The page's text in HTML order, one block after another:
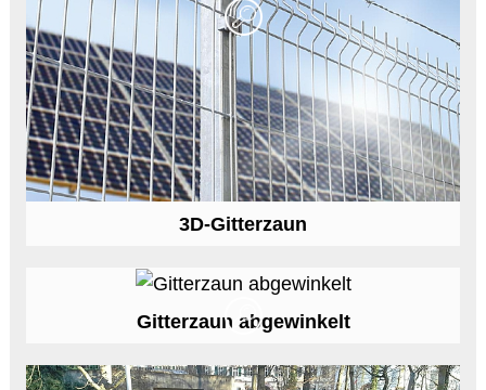
3D-Gitterzaun
Gitterzaun abgewinkelt